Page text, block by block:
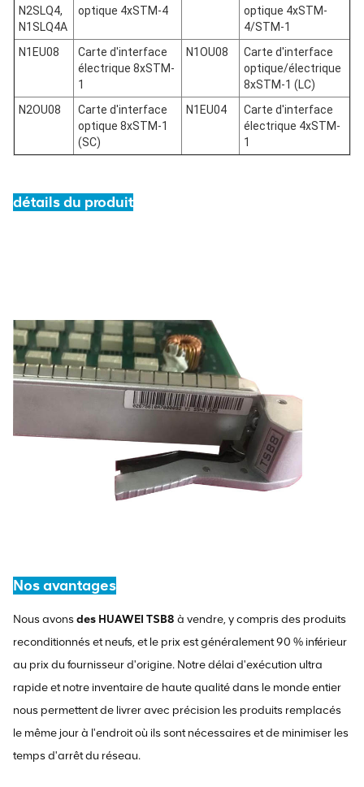
N2SLQ4,
N1SLQ4A
optique 4xSTM-4
optique 4xSTM-
4/STM-1
N1EU08
Carte d'interface
électrique 8xSTM-
1
N1OU08
Carte d'interface
optique/électrique
8xSTM-1 (LC)
N2OU08
Carte d'interface
optique 8xSTM-1
(SC)
N1EU04
Carte d'interface
électrique 4xSTM-
1
détails du produit
Nos avantages
Nous avonsdes HUAWEI TSB8 à vendre, y compris des produits
reconditionnés et neufs, et le prix est généralement 90 % inférieur
au prix du fournisseur d'origine. Notre délai d'exécution ultra
rapide et notre inventaire de haute qualité dans le monde entier
nous permettent de livrer avec précision les produits remplacés
le même jour à l'endroit où ils sont nécessaires et de minimiser les
temps d'arrêt du réseau.